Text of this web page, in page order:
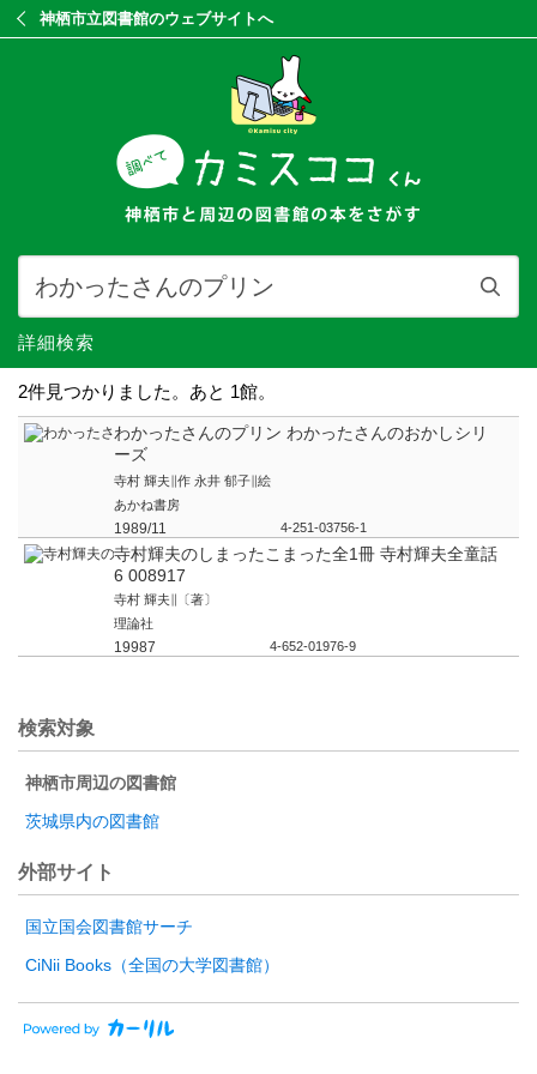
神栖市立図書館のウェブサイトへ
詳細検索
2件見つかりました。あと 1館。
わかったさんのプリン わかったさんのおかしシリ
ーズ
寺村 輝夫∥作 永井 郁子∥絵
あかね書房
1989/11 4-251-03756-1
寺村輝夫のしまったこまった全1冊 寺村輝夫全童話
6 008917
寺村 輝夫∥〔著〕
理論社
19987 4-652-01976-9
検索対象
神栖市周辺の図書館
茨城県内の図書館
外部サイト
国立国会図書館サーチ
CiNii Books（全国の大学図書館）